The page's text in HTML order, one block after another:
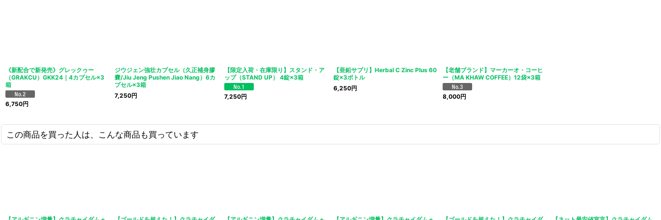
《新配合で新発売》グレックゥー
（GRAKCU）GKK24｜4カプセル×3
箱
6,750円
ジウジェン強壮カプセル（久正補身膠
嚢/Jiu Jeng Pushen Jiao Nang）6カ
プセル×3箱
7,250円
【限定入荷・在庫限り】スタンド・ア
ップ（STAND UP） 4錠×3箱
7,250円
【亜鉛サプリ】Herbal C Zinc Plus 60
錠×3ボトル
6,250円
【老舗ブランド】マーカーオ・コーヒ
ー（MA KHAW COFFEE）12袋×3箱
8,000円
この商品を買った人は、こんな商品も買っています